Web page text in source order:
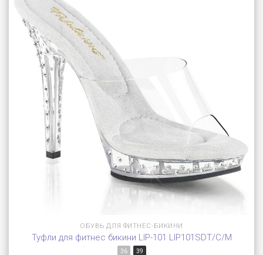
ОБУВЬ ДЛЯ ФИТНЕС-БИКИНИ
Туфли для фитнес бикини LIP-101 LIP101SDT/C/M
36 39